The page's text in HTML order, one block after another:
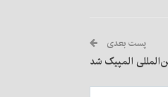
پست بعدی
المپیک شد